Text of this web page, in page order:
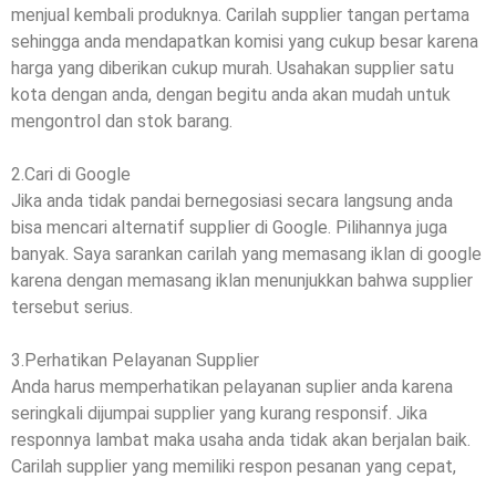
menjual kembali produknya. Carilah supplier tangan pertama
sehingga anda mendapatkan komisi yang cukup besar karena
harga yang diberikan cukup murah. Usahakan supplier satu
kota dengan anda, dengan begitu anda akan mudah untuk
mengontrol dan stok barang.
2.Cari di Google
Jika anda tidak pandai bernegosiasi secara langsung anda
bisa mencari alternatif supplier di Google. Pilihannya juga
banyak. Saya sarankan carilah yang memasang iklan di google
karena dengan memasang iklan menunjukkan bahwa supplier
tersebut serius.
3.Perhatikan Pelayanan Supplier
Anda harus memperhatikan pelayanan suplier anda karena
seringkali dijumpai supplier yang kurang responsif. Jika
responnya lambat maka usaha anda tidak akan berjalan baik.
Carilah supplier yang memiliki respon pesanan yang cepat,